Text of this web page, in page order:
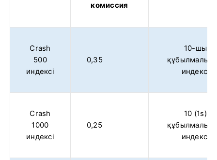
комиссия
Crash
500
индексі
0,35
10-шы
индексі
Crash
1000
индексі
0,25
10 (1s)
индексі